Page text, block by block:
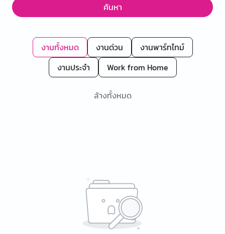
ค้นหา
งานทั้งหมด งานด่วน
งานพาร์ทไทม์
งานประจำ
Work from Home
ล้างทั้งหมด